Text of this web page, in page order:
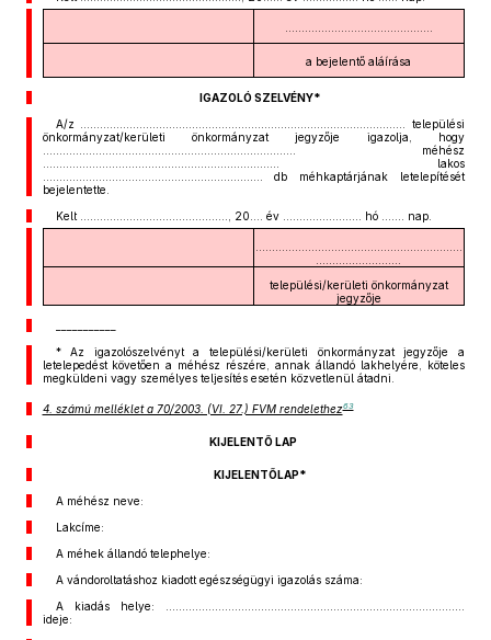
a bejelentő aláírása
IGAZOLÓ SZELVÉNY*
A/z ................................................................................................... települési
önkormányzat/kerületi önkormányzat jegyzője igazolja, hogy
............................................................................. méhész
........................................................................ lakos
................................................................... db méhkaptárjának letelepítését
bejelentette.
Kelt ............................................., 20.... év ........................ hó ....... nap.
települési/kerületi önkormányzat
jegyzője
* Az igazolószelvényt a települési/kerületi önkormányzat jegyzője a
letelepedést követően a méhész részére, annak állandó lakhelyére, köteles
megküldeni vagy személyes teljesítés esetén közvetlenül átadni.
4. számú melléklet a 70/2003. (VI. 27.) FVM rendelethez63
KIJELENTŐ LAP
KIJELENTŐLAP*
A méhész neve:
Lakcíme:
A méhek állandó telephelye:
A vándoroltatáshoz kiadott egészségügyi igazolás száma:
A kiadás helye: ...........................................................................................
ideje: